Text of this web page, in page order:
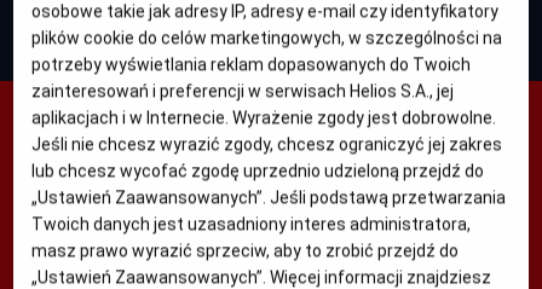
Oryginalny
tytuł
Spiked Gatunek
Animowany
Minimalny
wiek
Od 6 lat
Czas
trwania
84 min
Kraj
i
rok
produkcji
Belgia, Francja, Wielka Brytania, Inne (2026)
BEŁCHATÓW HELIOS
ZOBACZ CO GRAMY
Repertuar na kolejny tydzień w
każdy wtorek po godzinie
17:00
osobowe takie jak adresy IP, adresy e-mail czy identyfikatory
plików cookie do celów marketingowych, w szczególności na
potrzeby wyświetlania reklam dopasowanych do Twoich
zainteresowań i preferencji w serwisach Helios S.A., jej
aplikacjach i w Internecie. Wyrażenie zgody jest dobrowolne.
Jeśli nie chcesz wyrazić zgody, chcesz ograniczyć jej zakres
lub chcesz wycofać zgodę uprzednio udzieloną przejdź do
„Ustawień Zaawansowanych”. Jeśli podstawą przetwarzania
Twoich danych jest uzasadniony interes administratora,
masz prawo wyrazić sprzeciw, aby to zrobić przejdź do
„Ustawień Zaawansowanych”. Więcej informacji znajdziesz